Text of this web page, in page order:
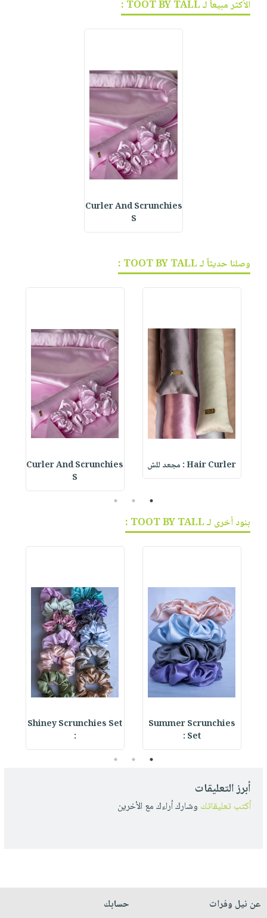
الأكثر مبيعاً لـ TOOT BY TALL :
Curler And Scrunchies
S
وصلنا حديثاً لـ TOOT BY TALL :
Hair Curler : مجعد للش
Curler And Scrunchies
S
1
2
3
بنود أخرى لـ TOOT BY TALL :
Summer Scrunchies
Set :
Shiney Scrunchies Set
:
1
2
3
أبرز التعليقات
أكتب تعليقاتك وشارك أراءك مع الأخرين
عن نيل وفرات
حسابك